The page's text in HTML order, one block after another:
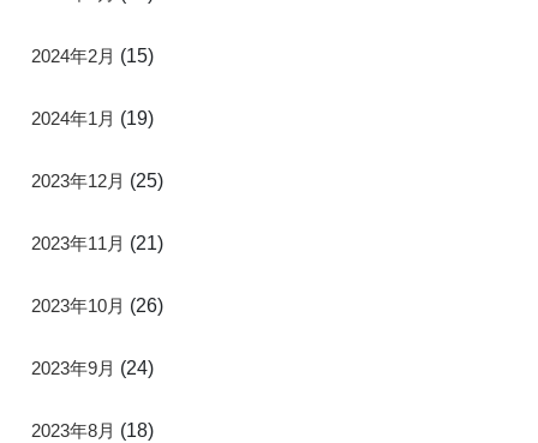
2024年2月 (15)
2024年1月 (19)
2023年12月 (25)
2023年11月 (21)
2023年10月 (26)
2023年9月 (24)
2023年8月 (18)